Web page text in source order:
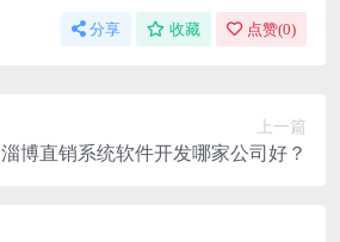
分享 收藏 点赞(0)
上一篇
淄博直销系统软件开发哪家公司好？